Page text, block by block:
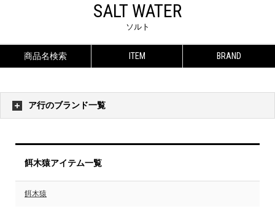
SALT WATER
ソルト
商品名検索 ITEM BRAND
ア行のブランド一覧
餌木猿アイテム一覧
餌木猿